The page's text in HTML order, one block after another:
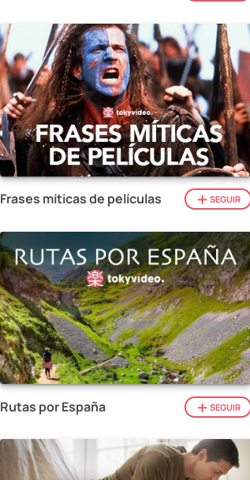
Frases míticas de películas SEGUIR
Rutas por España SEGUIR